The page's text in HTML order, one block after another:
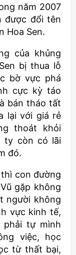
năm 2007
được đổi tên
Hoa Sen.
của khủng
bị thua lỗ
bờ vực phá
cực kỳ táo
bán tháo tất
lại với giá rẻ
thoát khỏi
ty còn có lãi
đó.
con đường
gặp không
người không
vực kinh tế,
phải tự mình
việc, học
từ thất bại,